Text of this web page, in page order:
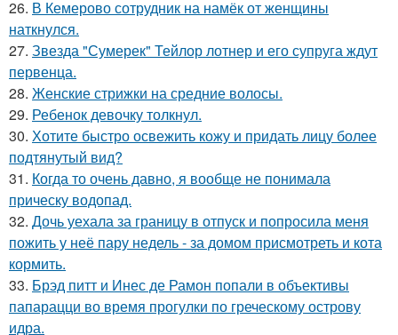
26. В Кемерово сотрудник на намёк от женщины
наткнулся.
27. Звезда "Сумерек" Тейлор лотнер и его супруга ждут
первенца.
28. Женские стрижки на средние волосы.
29. Ребенок девочку толкнул.
30. Хотите быстро освежить кожу и придать лицу более
подтянутый вид?
31. Когда то очень давно, я вообще не понимала
прическу водопад.
32. Дочь уехала за границу в отпуск и попросила меня
пожить у неё пару недель - за домом присмотреть и кота
кормить.
33. Брэд питт и Инес де Рамон попали в объективы
папарацци во время прогулки по греческому острову
идра.